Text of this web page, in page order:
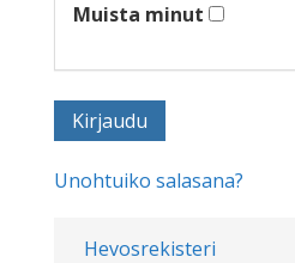
Hevosrekisteri
Muista minut
Unohtuiko salasana?